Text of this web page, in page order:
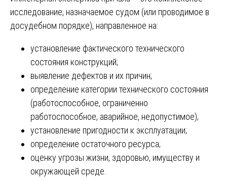
исследование, назначаемое судом (или проводимое в
досудебном порядке), направленное на:
установление фактического технического
состояния конструкций;
выявление дефектов и их причин;
определение категории технического состояния
(работоспособное, ограниченно
работоспособное, аварийное, недопустимое);
установление пригодности к эксплуатации;
определение остаточного ресурса;
оценку угрозы жизни, здоровью, имуществу и
окружающей среде.